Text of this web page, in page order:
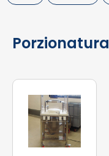
Porzionatura